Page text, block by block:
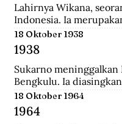
Lahirnya Wikana,
Indonesia. Ia
Sukaro dan Hatta
18 Oktober 1938
1938
Sukarno
Bengkulu. Ia
dianggap
18 Oktober 1964
1964